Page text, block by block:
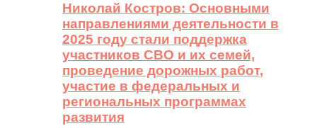
Николай Костров: Основными
направлениями деятельности в
2025 году стали поддержка
участников СВО и их семей,
проведение дорожных работ,
участие в федеральных и
региональных программах
развития